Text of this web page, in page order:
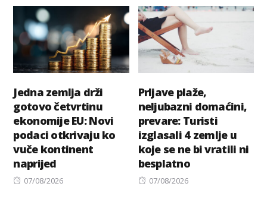
Jedna zemlja drži
gotovo četvrtinu
ekonomije EU: Novi
podaci otkrivaju ko
vuče kontinent
naprijed
Posted
07/08/2026
Prljave plaže,
neljubazni domaćini,
prevare: Turisti
izglasali 4 zemlje u
koje se ne bi vratili ni
besplatno
Posted
07/08/2026